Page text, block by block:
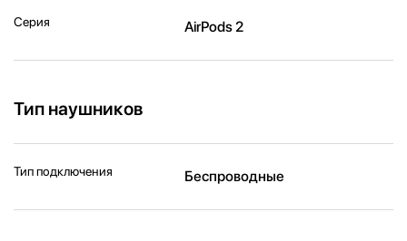
Серия AirPods 2
Тип наушников
Тип подключения Беспроводные